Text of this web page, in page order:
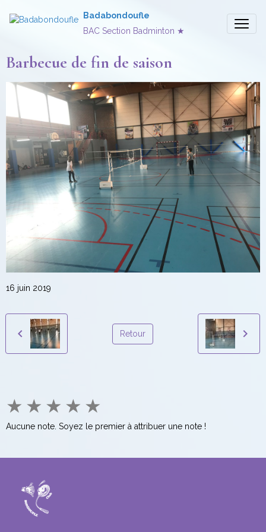
Badabondoufle
BAC Section Badminton ★
Barbecue de fin de saison
16 juin 2019
Retour
★ ★ ★ ★ ★
Aucune note. Soyez le premier à attribuer une note !